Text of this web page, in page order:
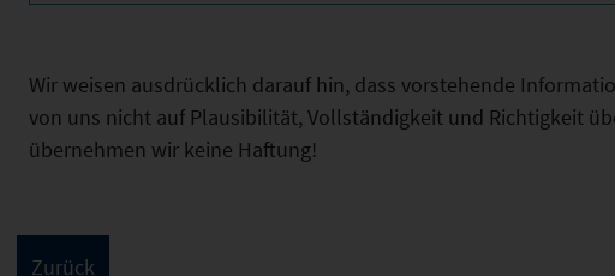
Wir weisen ausdrücklich darauf hin, dass vorstehende
von uns nicht auf Plausibilität, Vollständigkeit und Richtigkeit
übernehmen wir keine Haftung!